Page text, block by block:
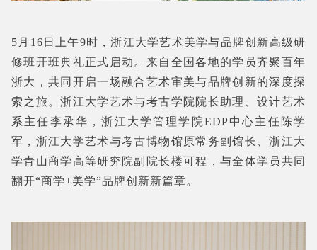
5月16日上午9时，浙江大学艺术美学与品牌创新高级研
修班开班典礼正式启动。来自全国各地的学员齐聚百年
浙大，共同开启一场融合艺术审美与品牌创新的深度探
索之旅。浙江大学艺术与考古学院院长助理、设计艺术
系主任李承华，浙江大学管理学院EDP中心主任陈学
军，浙江大学艺术与考古博物馆原常务副馆长、浙江大
学青山商学高等研究院副院长楼可程，与全体学员共同
翻开“商学+美学”品牌创新新篇章。